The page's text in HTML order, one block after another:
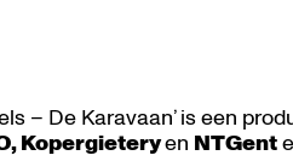
– De Karavaan’ is een
Kopergieteryen NTGent